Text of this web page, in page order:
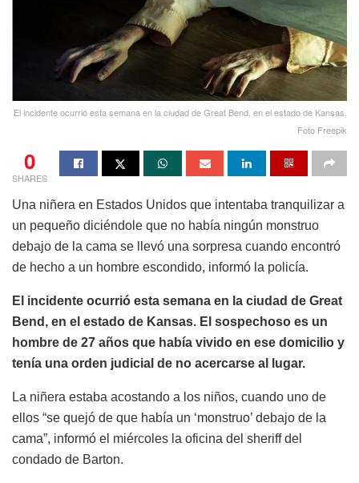
El incidente ocurrió esta semana en la ciudad de Great Bend, en el estado de Kansas.
Foto Freepik
0
SHARES
Una niñera en Estados Unidos que intentaba tranquilizar a
un pequeño diciéndole que no había ningún monstruo
debajo de la cama se llevó una sorpresa cuando encontró
de hecho a un hombre escondido, informó la policía.
El incidente ocurrió esta semana en la ciudad de Great
Bend, en el estado de Kansas. El sospechoso es un
hombre de 27 años que había vivido en ese domicilio y
tenía una orden judicial de no acercarse al lugar.
La niñera estaba acostando a los niños, cuando uno de
ellos “se quejó de que había un ‘monstruo’ debajo de la
cama”, informó el miércoles la oficina del sheriff del
condado de Barton.